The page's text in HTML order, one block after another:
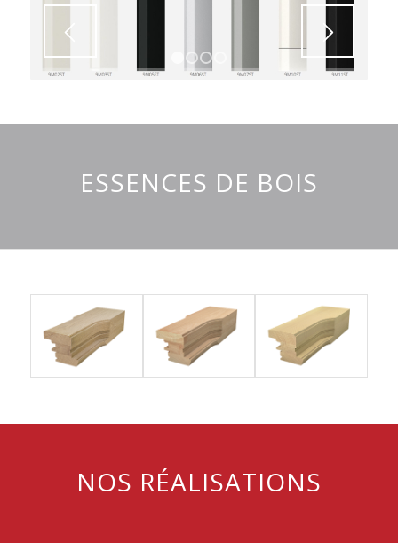
ESSENCES DE BOIS
NOS RÉALISATIONS